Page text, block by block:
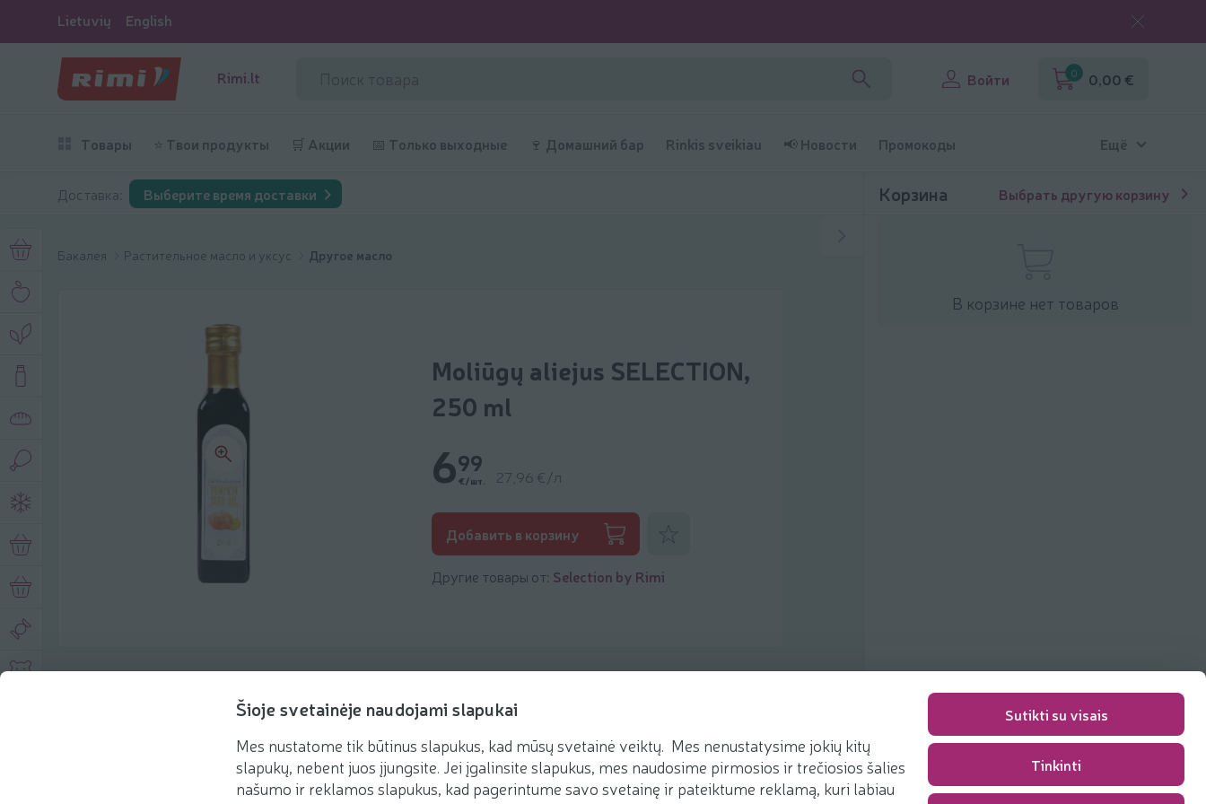
Šioje svetainėje naudojami slapukai
Mes nustatome tik būtinus slapukus, kad mūsų svetainė veiktų. Mes nenustatysime jokių kitų
slapukų, nebent juos įjungsite. Jei įgalinsite slapukus, mes naudosime pirmosios ir trečiosios šalies
našumo ir reklamos slapukus, kad pagerintume savo svetainę ir pateiktume reklamą, kuri labiau
Sutikti su visais
Tinkinti
Lietuvių English
Rimi.lt Войти 0 0,00 €
Товары ⭐ Твои продукты 🛒 Акции 📅 Только выходные 🍷 Домашний бар Rinkis sveikiau 📢 Новости Промокоды Ещё
Доставка: Выберите время доставки
Бакалея Растительное масло и уксус Другое масло
Moliūgų aliejus SELECTION,
250 ml
699
€/шт. 27,96 €/л
Добавить в корзину
Другие товары от: Selection by Rimi
Описание продукта
Рекомендации Рецепты
Корзина Выбрать другую корзину
В корзине нет товаров
Упаковка 0,00 €
Сумма 0,00 €